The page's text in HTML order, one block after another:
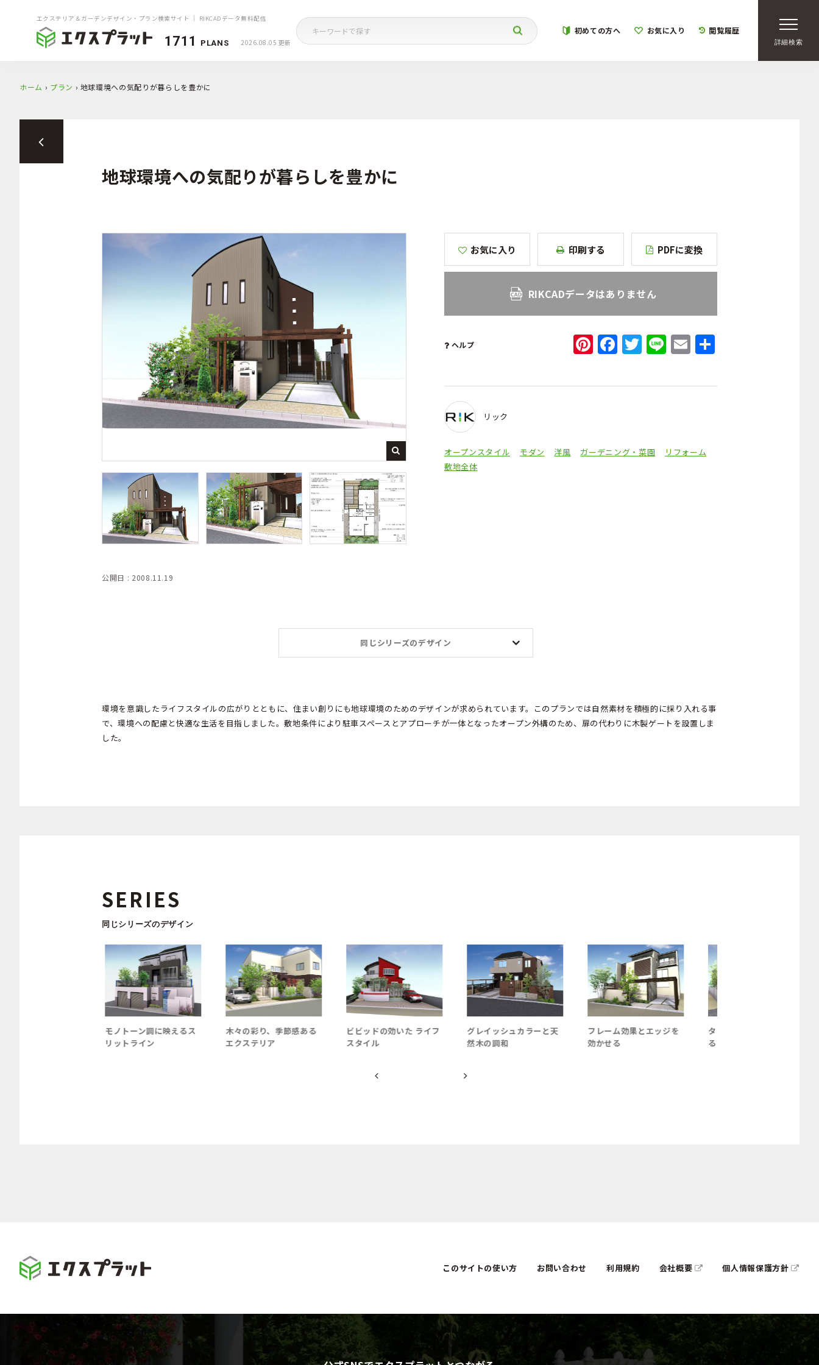
詳細検索
エクステリア＆ガーデンデザイン・プラン検索サイト ｜ RIKCADデータ無料配信
1711 PLANS 2026.08.05 更新
初めての方へ お気に入り 閲覧履歴
ホーム › プラン › 地球環境への気配りが暮らしを豊かに
地球環境への気配りが暮らしを豊かに
公開日 : 2008.11.19
お気に入り 印刷する PDFに変換
RIKCADデータはありません
ヘルプ Pinterest
Facebook
Twitter
LineEmail
リック
オープンスタイル モダン 洋風 ガーデニング・菜園
リフォーム
敷地全体
同じシリーズのデザイン
環境を意識したライフスタイルの広がりとともに、住まい創りにも地球環境のためのデザインが求められています。このプランでは自然素材を積極的に採り入れる事
で、環境への配慮と快適な生活を目指しました。敷地条件により駐車スペースとアプローチが一体となったオープン外構のため、扉の代わりに木製ゲートを設置しま
した。
SERIES
同じシリーズのデザイン
モノトーン調に映えるス
リットライン
木々の彩り、季節感ある
エクステリア
ビビッドの効いた ライフ
スタイル
グレイッシュカラーと天
然木の調和
フレーム効果とエッジを
効かせる
ターコイズブルーに映え
る
このサイトの使い方 お問い合わせ 利用規約 会社概要 個人情報保護方針